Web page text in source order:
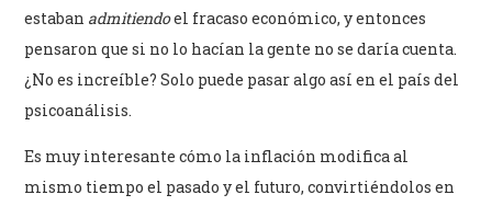
estaban admitiendoel fracaso económico, y entonces
pensaron que si no lo hacían la gente no se daría cuenta.
¿No es increíble? Solo puede pasar algo así en el país del
psicoanálisis.
Es muy interesante cómo la inflación modifica al
mismo tiempo el pasado y el futuro, convirtiéndolos en